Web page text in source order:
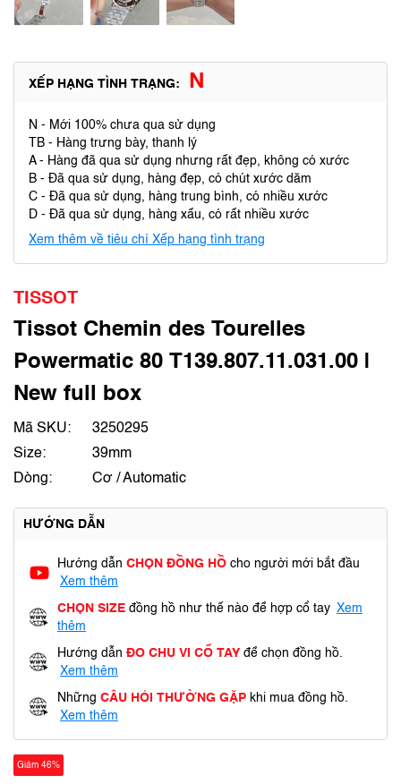
XẾP HẠNG TÌNH TRẠNG: N
N - Mới 100% chưa qua sử dụng
TB - Hàng trưng bày, thanh lý
A - Hàng đã qua sử dụng nhưng rất đẹp, không có xước
B - Đã qua sử dụng, hàng đẹp, có chút xước dăm
C - Đã qua sử dụng, hàng trung bình, có nhiều xước
D - Đã qua sử dụng, hàng xấu, có rất nhiều xước
Xem thêm về tiêu chí Xếp hạng tình trạng
TISSOT
Tissot Chemin des Tourelles
Powermatic 80 T139.807.11.031.00 |
New full box
Mã SKU:
3250295
Size:
39mm
Dòng:
Cơ / Automatic
HƯỚNG DẪN
Hướng dẫn CHỌN ĐỒNG HỒ cho người mới bắt đầu
Xem thêm
CHỌN SIZE đồng hồ như thế nào để hợp cổ tay Xem
thêm
Hướng dẫn ĐO CHU VI CỔ TAY để chọn đồng hồ.
Xem thêm
Những CÂU HỎI THƯỜNG GẶP khi mua đồng hồ.
Xem thêm
Giảm 46%